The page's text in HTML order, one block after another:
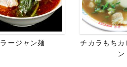
ラージャン麺
チカラもち
ン